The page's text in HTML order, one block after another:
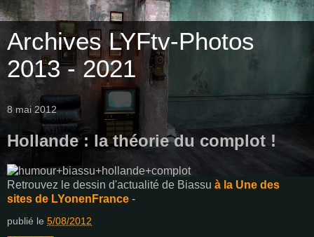
Archives LYFtv-Photos
2013 - 2021
8 mai 2012
Hollande : la théorie du complot !
Retrouvez le dessin d'actualité de Biassu à la Une des
sites de LYonenFrance -
publié le 5/08/2012